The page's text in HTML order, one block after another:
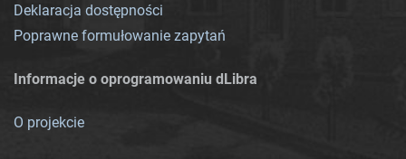
Deklaracja dostępności
Poprawne formułowanie zapytań
Informacje o oprogramowaniu dLibra
O projekcie